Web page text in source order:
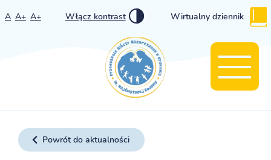
A A+ A+ Włącz kontrast Wirtualny dziennik
Powrót do aktualności